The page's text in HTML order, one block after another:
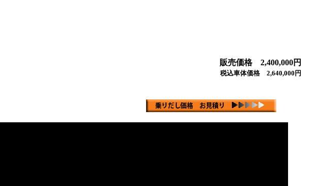
販売価格 2,400,000円
税込車体価格 2,640,000円